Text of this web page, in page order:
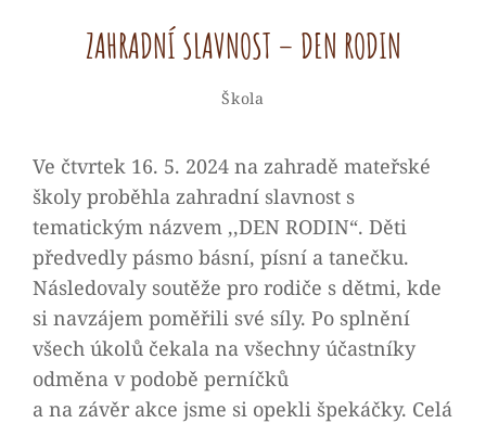
ZAHRADNÍ SLAVNOST – DEN RODIN
Categories
Škola
Ve čtvrtek 16. 5. 2024 na zahradě mateřské
školy proběhla zahradní slavnost s
tematickým názvem ,,DEN RODIN“. Děti
předvedly pásmo básní, písní a tanečku.
Následovaly soutěže pro rodiče s dětmi, kde
si navzájem poměřili své síly. Po splnění
všech úkolů čekala na všechny účastníky
odměna v podobě perníčků
a na závěr akce jsme si opekli špekáčky. Celá